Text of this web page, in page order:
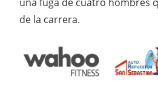
una fuga de cuatro hombres
de la carrera.